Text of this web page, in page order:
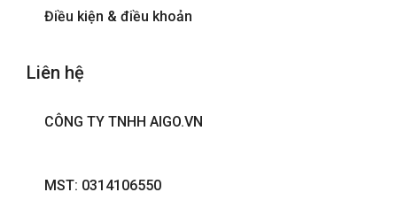
Điều kiện & điều khoản
Liên hệ
CÔNG TY TNHH AIGO.VN
MST: 0314106550